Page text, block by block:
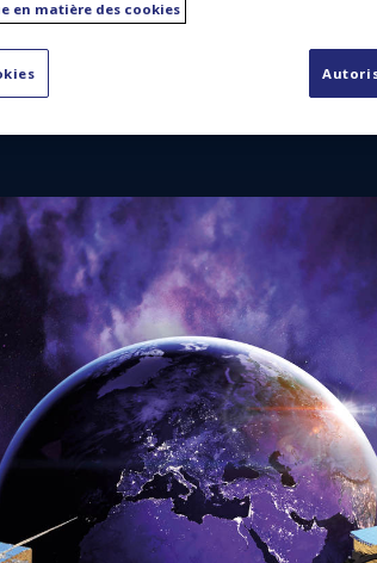
toutes dernières technologies
tiendra au centre des congrès de
en matière des cookies